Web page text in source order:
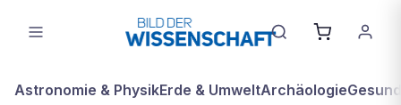
Astronomie & PhysikErde & UmweltArchäologie